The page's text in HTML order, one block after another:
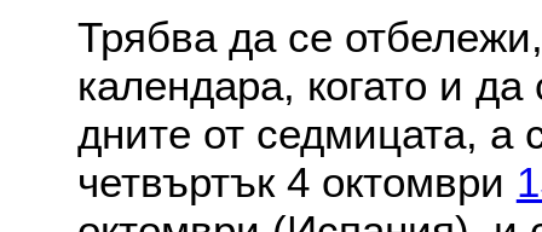
Трябва да се
календара, когато и
дните от седмицата, а
четвъртък 4 октомври